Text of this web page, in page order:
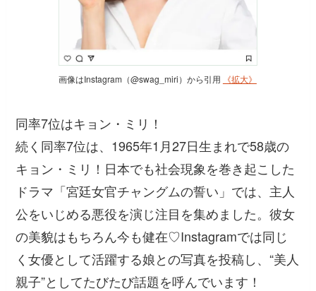
画像はInstagram（@swag_miri）から引用 《拡大》
同率7位はキョン・ミリ！
続く同率7位は、1965年1月27日生まれで58歳の
キョン・ミリ！日本でも社会現象を巻き起こした
ドラマ「宮廷女官チャングムの誓い」では、主人
公をいじめる悪役を演じ注目を集めました。彼女
の美貌はもちろん今も健在♡Instagramでは同じ
く女優として活躍する娘との写真を投稿し、“美人
親子”としてたびたび話題を呼んでいます！